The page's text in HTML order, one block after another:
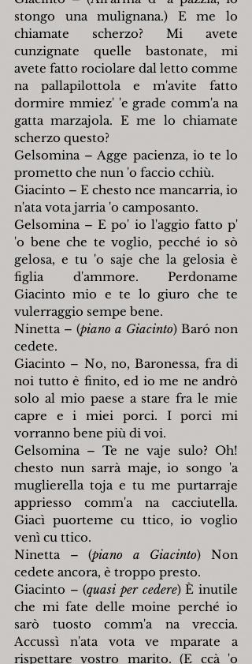
stongo una mulignana.) E me lo
chiamate scherzo? Mi avete
cunzignate quelle bastonate, mi
avete fatto rociolare dal letto comme
na pallapilottola e m'avite fatto
dormire mmiez' 'e grade comm'a na
gatta marzajola. E me lo chiamate
scherzo questo?
Gelsomina – Agge pacienza, io te lo
prometto che nun 'o faccio cchiù.
Giacinto – E chesto nce mancarria, io
n'ata vota jarria 'o camposanto.
Gelsomina – E po' io l'aggio fatto p'
'o bene che te voglio, pecché io sò
gelosa, e tu 'o saje che la gelosia è
figlia d'ammore. Perdoname
Giacinto mio e te lo giuro che te
vulerraggio sempe bene.
Ninetta – (piano a Giacinto) Baró non
cedete.
Giacinto – No, no, Baronessa, fra di
noi tutto è finito, ed io me ne andrò
solo al mio paese a stare fra le mie
capre e i miei porci. I porci mi
vorranno bene più di voi.
Gelsomina – Te ne vaje sulo? Oh!
chesto nun sarrà maje, io songo 'a
muglierella toja e tu me purtarraje
appriesso comm'a na cacciutella.
Giacì puorteme cu ttico, io voglio
venì cu ttico.
Ninetta – (piano a Giacinto) Non
cedete ancora, è troppo presto.
Giacinto – (quasi per cedere) È inutile
che mi fate delle moine perché io
sarò tuosto comm'a na vreccia.
Accussì n'ata vota ve mparate a
rispettare vostro marito. (E ccà 'o